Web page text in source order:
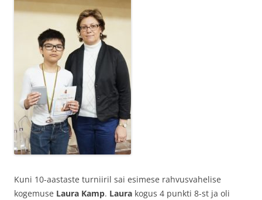
Kuni 10-aastaste turniiril sai esimese rahvusvahelise
kogemuse Laura Kamp. Laura kogus 4 punkti 8-st ja oli